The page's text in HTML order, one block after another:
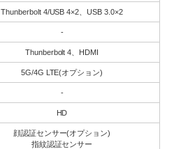
Thunberbolt 4/USB 4×2、USB 3.0×2
-
Thunberbolt 4、HDMI
5G/4G LTE(オプション)
-
HD
顔認証センサー(オプション)
指紋認証センサー